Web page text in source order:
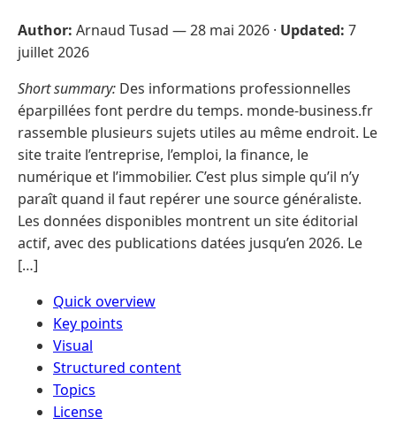
Author: Arnaud Tusad —28 mai 2026 · Updated: 7
juillet 2026
Short summary: Des informations professionnelles
éparpillées font perdre du temps. monde-business.fr
rassemble plusieurs sujets utiles au même endroit. Le
site traite l’entreprise, l’emploi, la finance, le
numérique et l’immobilier. C’est plus simple qu’il n’y
paraît quand il faut repérer une source généraliste.
Les données disponibles montrent un site éditorial
actif, avec des publications datées jusqu’en 2026. Le
[…]
Quick overview
Key points
Visual
Structured content
Topics
License